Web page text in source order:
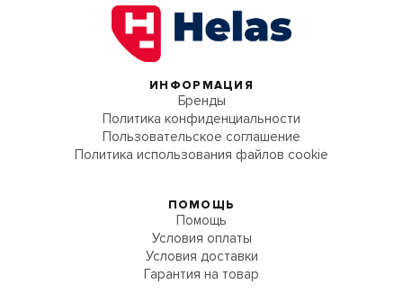
ИНФОРМАЦИЯ
Бренды
Политика конфиденциальности
Пользовательское соглашение
Политика использования файлов cookie
ПОМОЩЬ
Помощь
Условия оплаты
Условия доставки
Гарантия на товар